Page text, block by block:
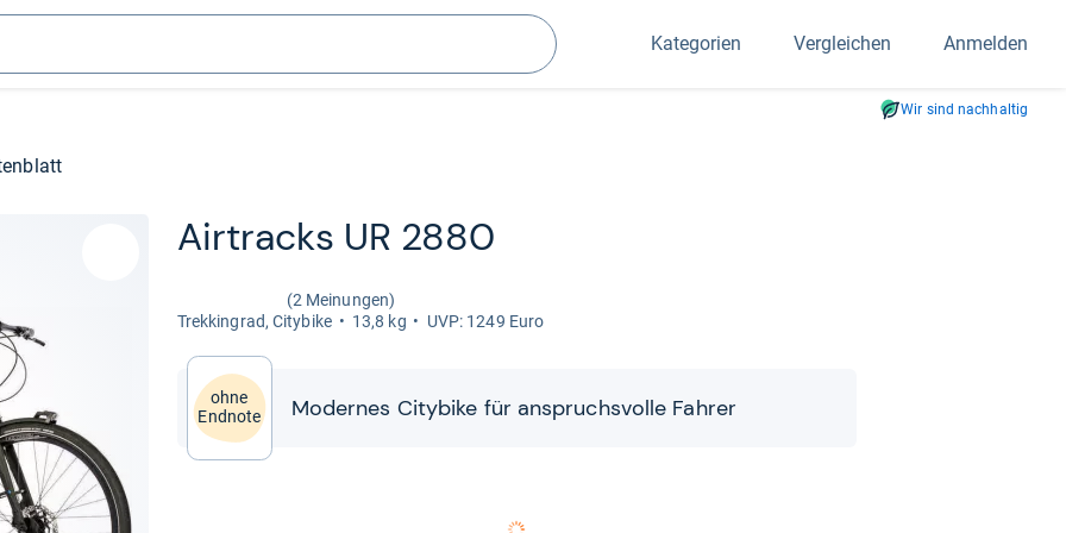
Suchen
Kategorien Vergleichen Anmelden
Wir sind nachhaltig
Air­tracks UR 2880
(2 Meinungen)
Trek­kin­grad, City­bike
13,8 kg UVP: 1249 Euro
ohne
Endnote
Moder­nes City­bike für anspruchs­volle Fah­rer